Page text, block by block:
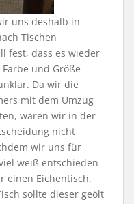
uns deshalb in
Tischen
fest, dass es wieder
und Größe
Da wir die
mit dem Umzug
waren wir in der
nicht
wir uns für
weiß entschieden
einen Eichentisch.
sollte dieser geölt